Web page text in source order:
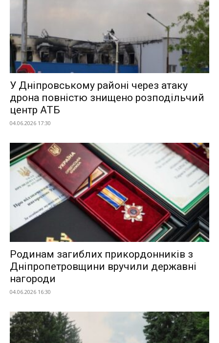
У Дніпровському районі через атаку
дрона повністю знищено розподільчий
центр АТБ
04.06.2026 17:30
Родинам загиблих прикордонників з
Дніпропетровщини вручили державні
нагороди
04.06.2026 16:30